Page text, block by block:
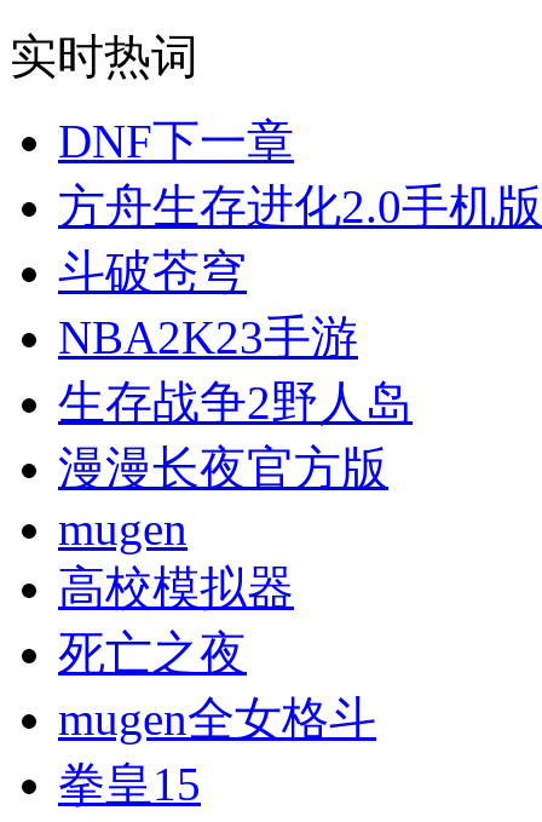
实时热词
DNF下一章
方舟生存进化2.0手机版
斗破苍穹
NBA2K23手游
生存战争2野人岛
漫漫长夜官方版
mugen
高校模拟器
死亡之夜
mugen全女格斗
拳皇15